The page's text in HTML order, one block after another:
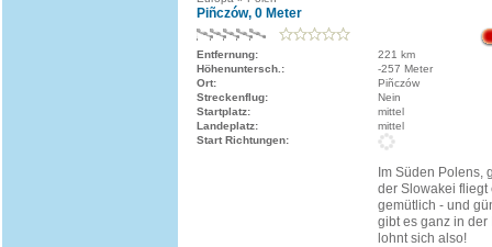
Piñczów, 0 Meter
Entfernung:
221 km
Höhenuntersch.:
-257 Meter
Ort:
Piñczów
Streckenflug:
Nein
Startplatz:
mittel
Landeplatz:
mittel
Start Richtungen:
Im Süden Polens,
der Slowakei fliegt
gemütlich - und
gibt es ganz in der
lohnt sich also!